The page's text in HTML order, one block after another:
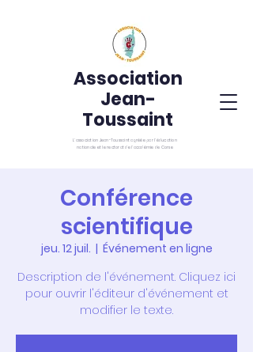
Association
Jean-
Toussaint
L’association Jean-Toussaint agréée par l’éducation
nationale et le rectorat de l’académie de Corse
Conférence
scientifique
jeu. 12 juil.
  |
Événement en ligne
Description de l'événement. Cliquez ici
pour ouvrir l'éditeur d'événement et
modifier le texte.